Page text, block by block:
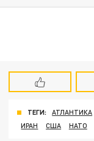
ТЕГИ: АТЛАНТИКА
ИРАН
США НАТО